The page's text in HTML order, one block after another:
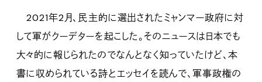
2021年2月、民主的に選出されたミャンマー政府に対
して軍がクーデターを起こした。そのニュースは日本でも
大々的に報じられたのでなんとなく知っていたけど、本
書に収められている詩とエッセイを読んで、軍事政権の